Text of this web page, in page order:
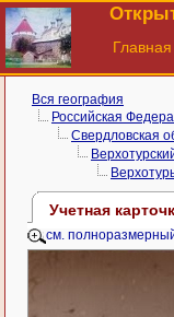
Главная
Вся география
Российская
Свердловская
Учетная
см.